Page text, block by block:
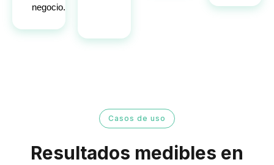
negocio.
Casos de uso
Resultados medibles en